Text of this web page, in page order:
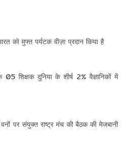
को मुफ्त पर्यटक वीज़ा प्रदान किया है
शिक्षक दुनिया के शीर्ष 2% वैज्ञानिकों में
पर संयुक्त राष्ट्र मंच की बैठक की मेजबानी